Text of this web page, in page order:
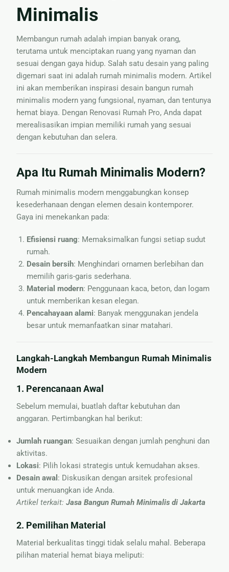
Nama
Minimalis
Membangun rumah adalah impian banyak orang,
terutama untuk menciptakan ruang yang nyaman dan
sesuai dengan gaya hidup. Salah satu desain yang paling
digemari saat ini adalah rumah minimalis modern. Artikel
ini akan memberikan inspirasi desain bangun rumah
minimalis modern yang fungsional, nyaman, dan tentunya
hemat biaya. Dengan Renovasi Rumah Pro, Anda dapat
merealisasikan impian memiliki rumah yang sesuai
dengan kebutuhan dan selera.
Apa Itu Rumah Minimalis Modern?
Rumah minimalis modern menggabungkan konsep
kesederhanaan dengan elemen desain kontemporer.
Gaya ini menekankan pada:
Efisiensi ruang: Memaksimalkan fungsi setiap sudut
rumah.
Desain bersih: Menghindari ornamen berlebihan dan
memilih garis-garis sederhana.
Material modern: Penggunaan kaca, beton, dan logam
untuk memberikan kesan elegan.
Pencahayaan alami: Banyak menggunakan jendela
besar untuk memanfaatkan sinar matahari.
Langkah-Langkah Membangun Rumah Minimalis
Modern
1. Perencanaan Awal
Sebelum memulai, buatlah daftar kebutuhan dan
anggaran. Pertimbangkan hal berikut:
Jumlah ruangan: Sesuaikan dengan jumlah penghuni dan
aktivitas.
Lokasi: Pilih lokasi strategis untuk kemudahan akses.
Desain awal : Diskusikan dengan arsitek profesional
untuk menuangkan ide Anda.
Artikel terkait:Jasa Bangun Rumah Minimalis di Jakarta
2. Pemilihan Material
Material berkualitas tinggi tidak selalu mahal. Beberapa
pilihan material hemat biaya meliputi: